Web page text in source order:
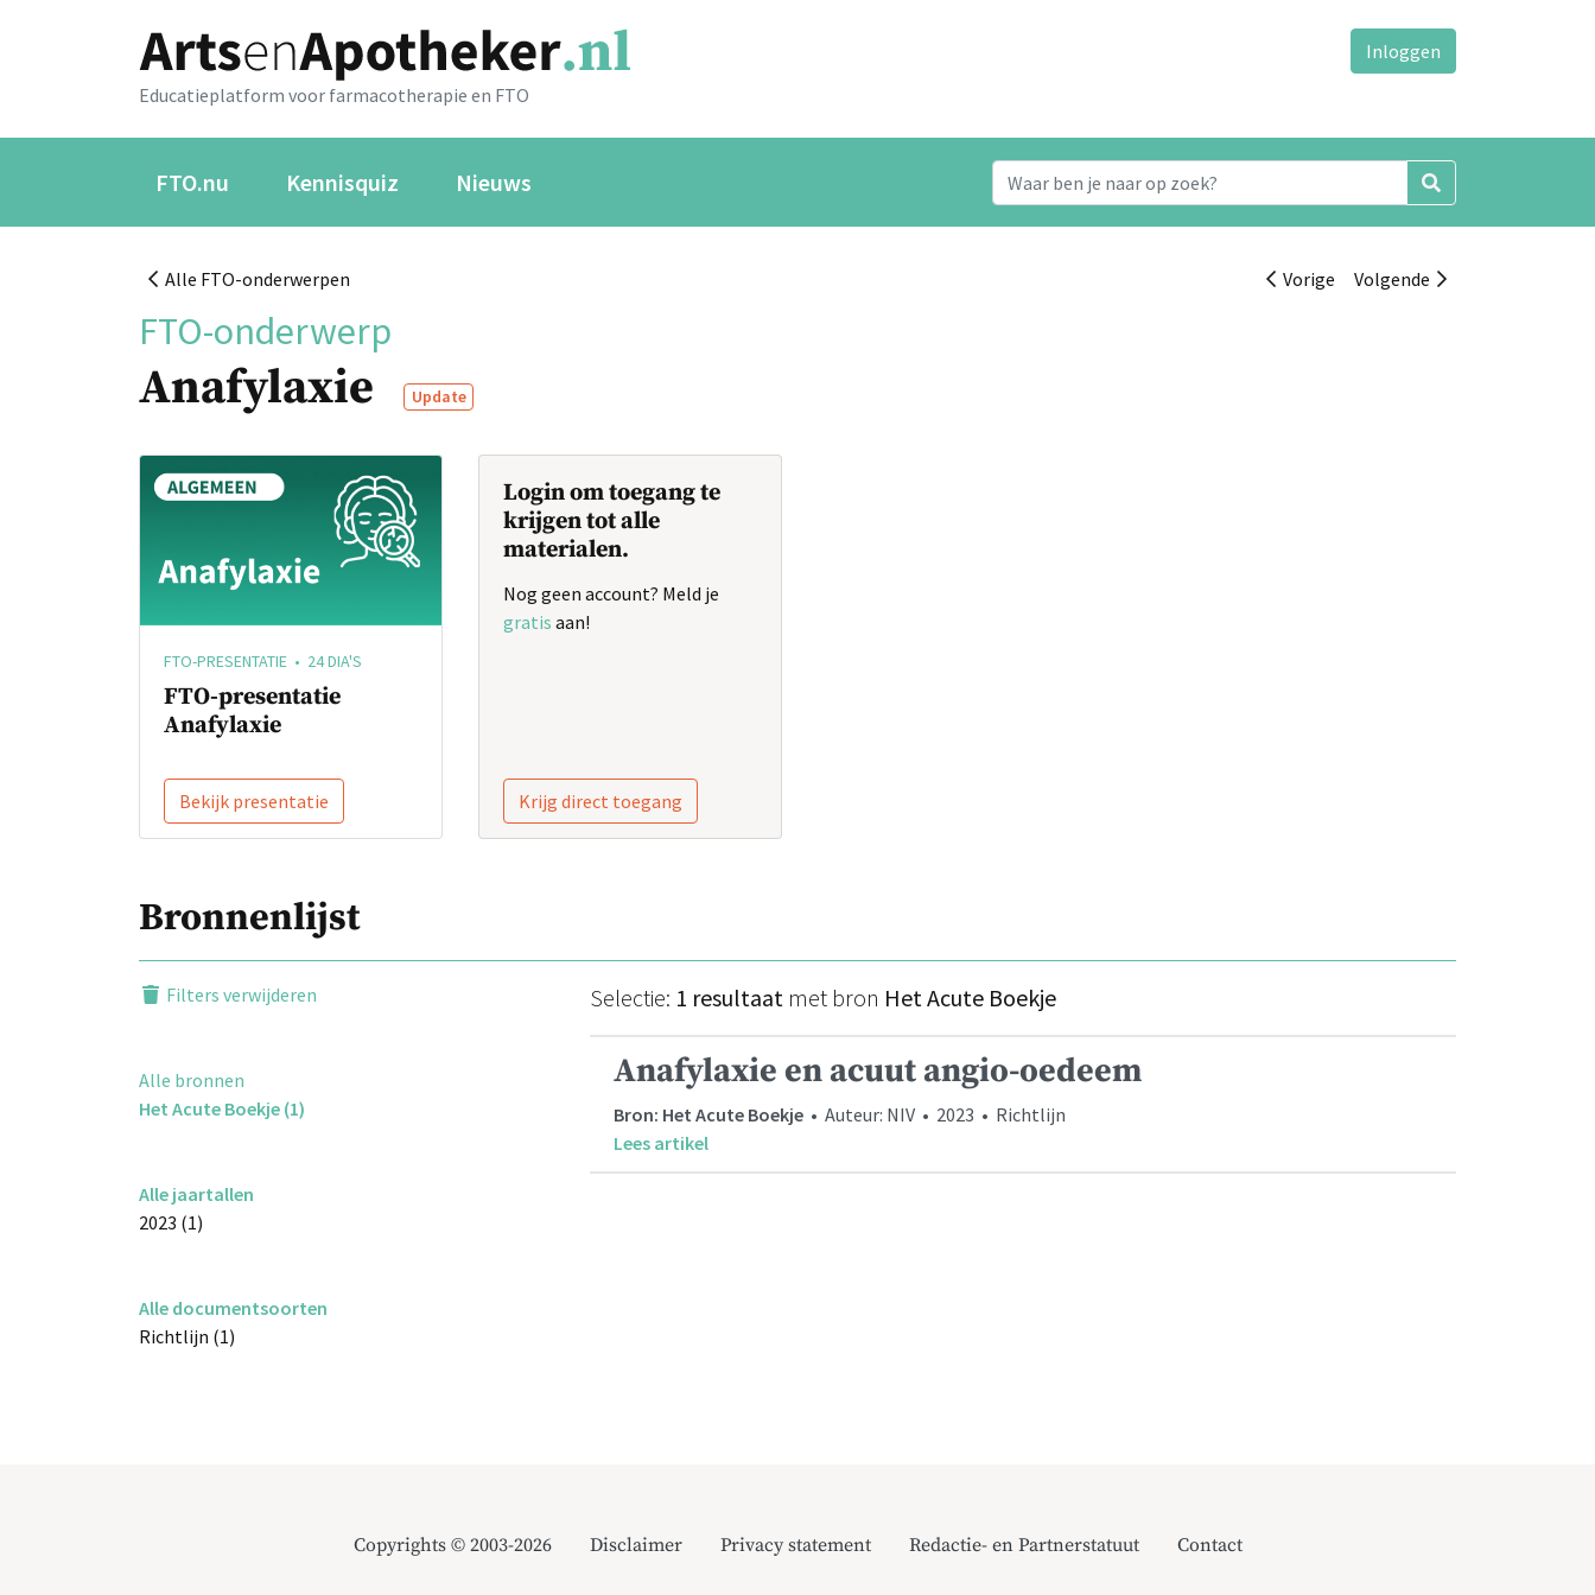
Educatieplatform voor farmacotherapie en FTO
Inloggen
FTO.nu Kennisquiz Nieuws
Alle FTO-onderwerpen Vorige Volgende
FTO-onderwerp
Anafylaxie Update
FTO-PRESENTATIE • 24 DIA'S
FTO-presentatie
Anafylaxie
Bekijk presentatie
Login om toegang te
krijgen tot alle
materialen.
Nog geen account? Meld je
gratis aan!
Krijg direct toegang
Bronnenlijst
Filters verwijderen
Alle bronnen
Het Acute Boekje (1)
Alle jaartallen
2023 (1)
Alle documentsoorten
Richtlijn (1)
Selectie: 1 resultaat met bron Het Acute Boekje
Anafylaxie en acuut angio-oedeem
Bron: Het Acute Boekje • Auteur: NIV • 2023 • Richtlijn
Lees artikel
Copyrights © 2003-2026 Disclaimer Privacy statement Redactie- en Partnerstatuut Contact